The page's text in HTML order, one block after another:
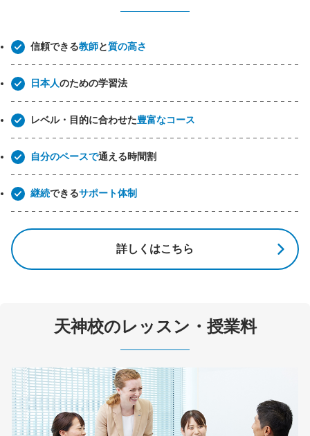
信頼できる教師と質の高さ
日本人のための学習法
レベル・目的に合わせた豊富なコース
自分のペースで通える時間割
継続できるサポート体制
詳しくはこちら
天神校のレッスン・授業料